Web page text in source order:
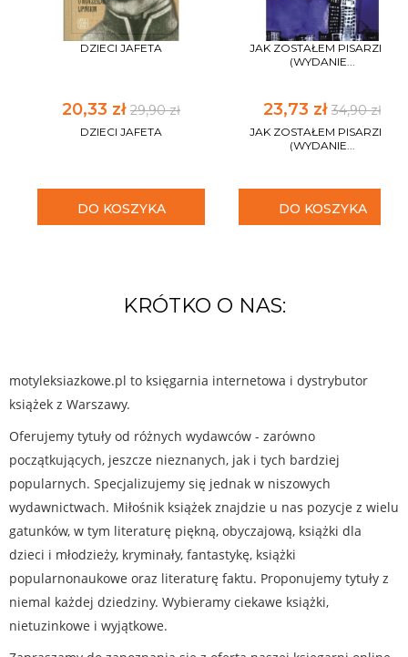
DZIECI JAFETA
20,33 zł 29,90 zł
DZIECI JAFETA
DO KOSZYKA
JAK ZOSTAŁEM PISARZEM
(WYDANIE...
23,73 zł 34,90 zł
JAK ZOSTAŁEM PISARZEM
(WYDANIE...
DO KOSZYKA
KRÓTKO O NAS:
motyleksiazkowe.pl to księgarnia internetowa i dystrybutor
książek z Warszawy.
Oferujemy tytuły od różnych wydawców - zarówno
początkujących, jeszcze nieznanych, jak i tych bardziej
popularnych. Specjalizujemy się jednak w niszowych
wydawnictwach. Miłośnik książek znajdzie u nas pozycje z wielu
gatunków, w tym literaturę piękną, obyczajową, książki dla
dzieci i młodzieży, kryminały, fantastykę, książki
popularnonaukowe oraz literaturę faktu. Proponujemy tytuły z
niemal każdej dziedziny. Wybieramy ciekawe książki,
nietuzinkowe i wyjątkowe.